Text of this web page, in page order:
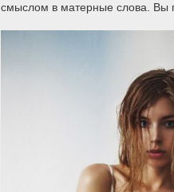
смыслом в матерные слова. Вы